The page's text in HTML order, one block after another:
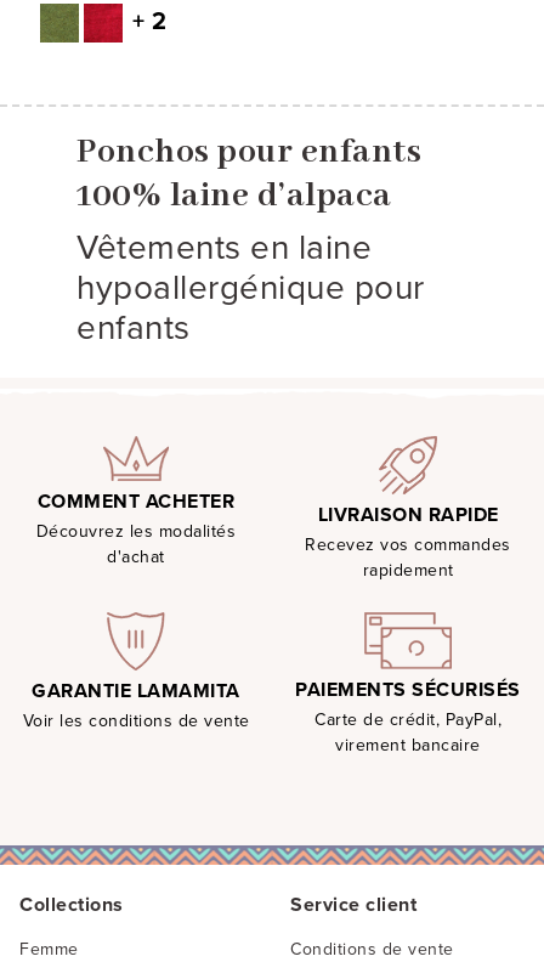
+ 2
Ponchos pour enfants
100% laine d’alpaca
Vêtements en laine
hypoallergénique pour
enfants
COMMENT ACHETER
Découvrez les modalités
d'achat
LIVRAISON RAPIDE
Recevez vos commandes
rapidement
GARANTIE LAMAMITA
Voir les conditions de vente
PAIEMENTS SÉCURISÉS
Carte de crédit, PayPal,
virement bancaire
Collections
Femme
Service client
Conditions de vente